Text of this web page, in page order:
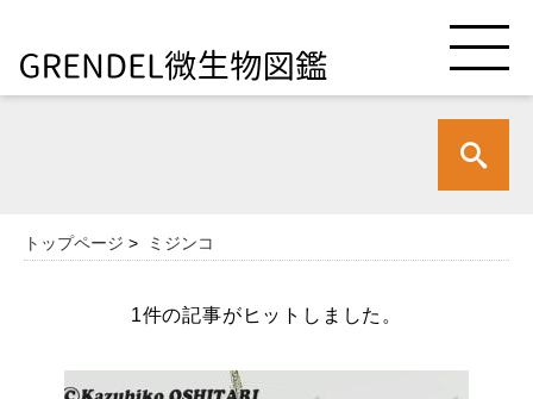
トップページ > ミジンコ
1件の記事がヒットしました。